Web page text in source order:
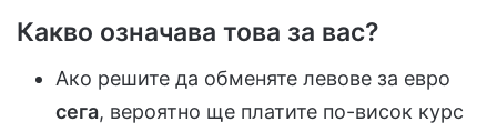
Какво означава това за вас?
Ако решите да обменяте левове за евро
сега, вероятно ще платите по-висок курс